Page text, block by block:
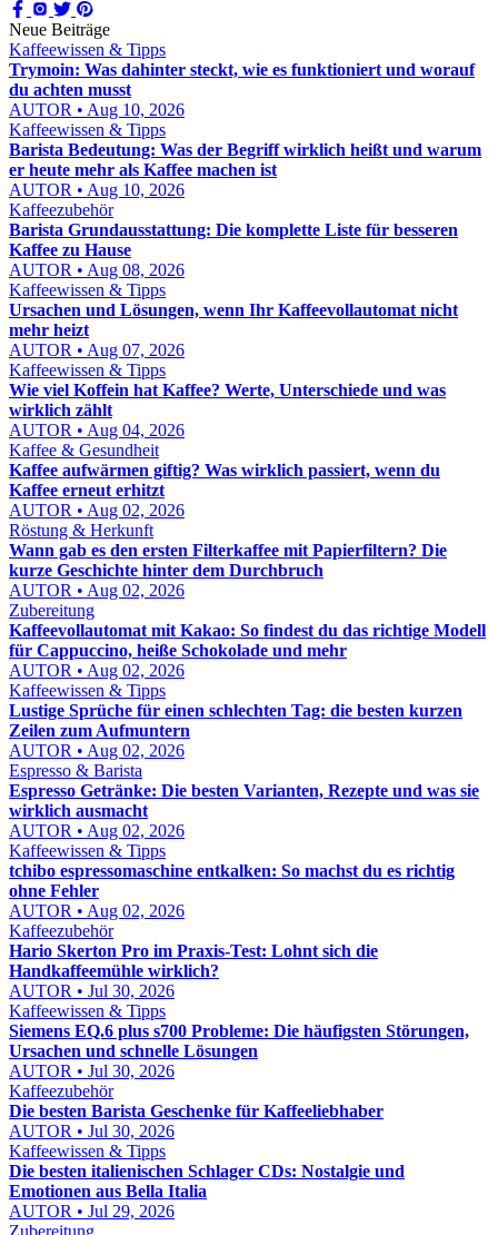
Neue Beiträge
Kaffeewissen & Tipps
Trymoin: Was dahinter steckt, wie es funktioniert und worauf
du achten musst
AUTOR • Aug 10, 2026
Kaffeewissen & Tipps
Barista Bedeutung: Was der Begriff wirklich heißt und warum
er heute mehr als Kaffee machen ist
AUTOR • Aug 10, 2026
Kaffeezubehör
Barista Grundausstattung: Die komplette Liste für besseren
Kaffee zu Hause
AUTOR • Aug 08, 2026
Kaffeewissen & Tipps
Ursachen und Lösungen, wenn Ihr Kaffeevollautomat nicht
mehr heizt
AUTOR • Aug 07, 2026
Kaffeewissen & Tipps
Wie viel Koffein hat Kaffee? Werte, Unterschiede und was
wirklich zählt
AUTOR • Aug 04, 2026
Kaffee & Gesundheit
Kaffee aufwärmen giftig? Was wirklich passiert, wenn du
Kaffee erneut erhitzt
AUTOR • Aug 02, 2026
Röstung & Herkunft
Wann gab es den ersten Filterkaffee mit Papierfiltern? Die
kurze Geschichte hinter dem Durchbruch
AUTOR • Aug 02, 2026
Zubereitung
Kaffeevollautomat mit Kakao: So findest du das richtige Modell
für Cappuccino, heiße Schokolade und mehr
AUTOR • Aug 02, 2026
Kaffeewissen & Tipps
Lustige Sprüche für einen schlechten Tag: die besten kurzen
Zeilen zum Aufmuntern
AUTOR • Aug 02, 2026
Espresso & Barista
Espresso Getränke: Die besten Varianten, Rezepte und was sie
wirklich ausmacht
AUTOR • Aug 02, 2026
Kaffeewissen & Tipps
tchibo espressomaschine entkalken: So machst du es richtig
ohne Fehler
AUTOR • Aug 02, 2026
Kaffeezubehör
Hario Skerton Pro im Praxis-Test: Lohnt sich die
Handkaffeemühle wirklich?
AUTOR • Jul 30, 2026
Kaffeewissen & Tipps
Siemens EQ.6 plus s700 Probleme: Die häufigsten Störungen,
Ursachen und schnelle Lösungen
AUTOR • Jul 30, 2026
Kaffeezubehör
Die besten Barista Geschenke für Kaffeeliebhaber
AUTOR • Jul 30, 2026
Kaffeewissen & Tipps
Die besten italienischen Schlager CDs: Nostalgie und
Emotionen aus Bella Italia
AUTOR • Jul 29, 2026
Zubereitung